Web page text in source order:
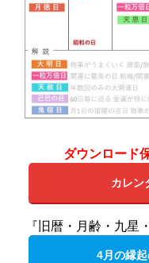
ダウンロード
カレン
『旧暦・月齢・九星
4月の縁